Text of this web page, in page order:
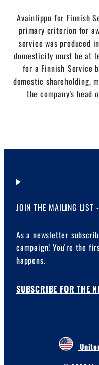
Avainlippu for Finnish
primary criterion for
service was produced
domesticity must be at
for a Finnish Service
domestic shareholding,
the company's head
JOIN THE MAILING LIST
As a newsletter
campaign! You're the
happens.
SUBSCRIBE FOR THE